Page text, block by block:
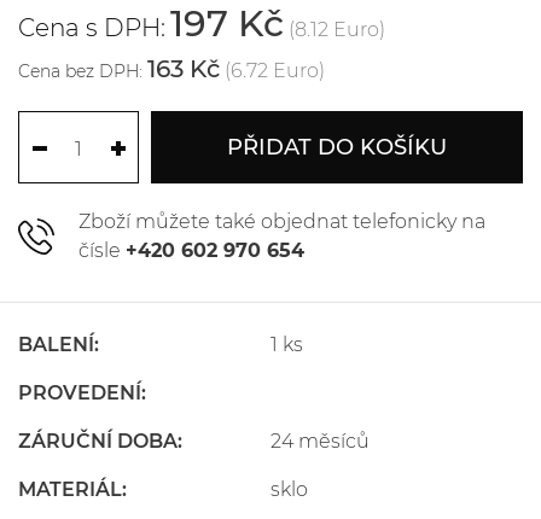
Cena s DPH: 197 Kč (8.12 Euro)
Cena bez DPH: 163 Kč (6.72 Euro)
PŘIDAT DO KOŠÍKU
Zboží můžete také objednat telefonicky na
čísle +420 602 970 654
BALENÍ: 1 ks
PROVEDENÍ:
ZÁRUČNÍ DOBA: 24 měsíců
MATERIÁL: sklo